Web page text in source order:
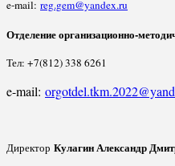
e-mail: reg.gem@yandex.ru
Отделение организационно-
Тел: +7(812) 338 6261
e-mail:
Директор Кулагин Александр